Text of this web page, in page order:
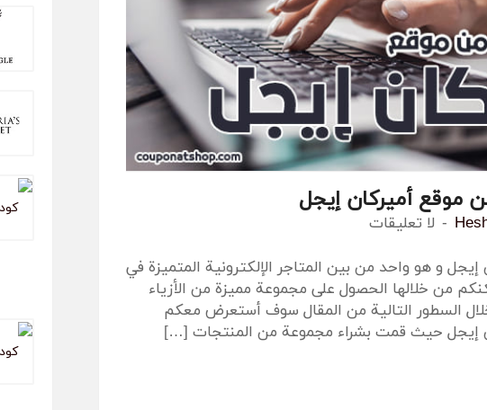
موقع أميركان إيجل
لا تعليقات
و هو واحد من بين المتاجر الإلكترونية المتميزة في
من خلالها الحصول على مجموعة مميزة من الأزياء
السطور التالية من المقال سوف أستعرض معكم
إيجل حيث قمت بشراء مجموعة من المنتجات […]